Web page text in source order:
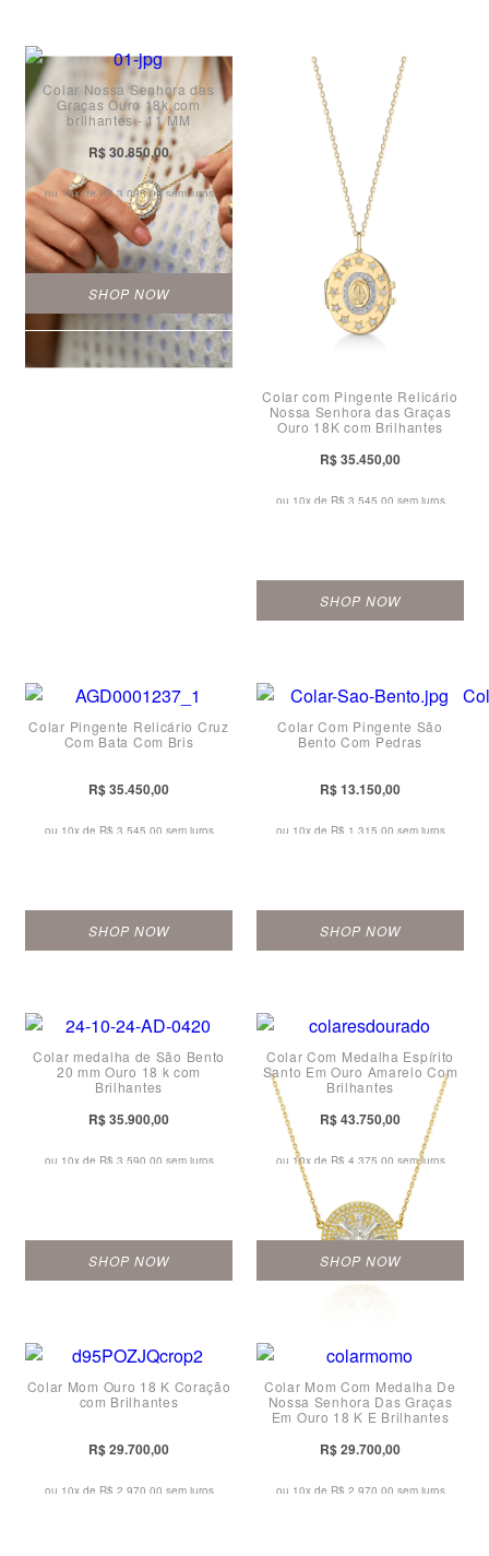
Colar Nossa Senhora das
Graças Ouro 18k com
brilhantes - 11 MM
R$ 30.850,00
ou 10x de R$ 3.085,00 sem juros
SHOP NOW
Colar com Pingente Relicário
Nossa Senhora das Graças
Ouro 18K com Brilhantes
R$ 35.450,00
ou 10x de R$ 3.545,00 sem juros
SHOP NOW
Colar Pingente Relicário Cruz
Com Bata Com Bris
R$ 35.450,00
ou 10x de R$ 3.545,00 sem juros
SHOP NOW
Colar Com Pingente São
Bento Com Pedras
R$ 13.150,00
ou 10x de R$ 1.315,00 sem juros
SHOP NOW
Colar medalha de São Bento
20 mm Ouro 18 k com
Brilhantes
R$ 35.900,00
ou 10x de R$ 3.590,00 sem juros
SHOP NOW
Colar Com Medalha Espírito
Santo Em Ouro Amarelo Com
Brilhantes
R$ 43.750,00
ou 10x de R$ 4.375,00 sem juros
SHOP NOW
Colar Mom Ouro 18 K Coração
com Brilhantes
R$ 29.700,00
ou 10x de R$ 2.970,00 sem juros
Colar Mom Com Medalha De
Nossa Senhora Das Graças
Em Ouro 18 K E Brilhantes
R$ 29.700,00
ou 10x de R$ 2.970,00 sem juros